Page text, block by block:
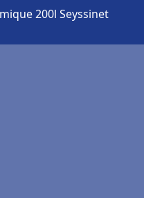
200l Seyssinet